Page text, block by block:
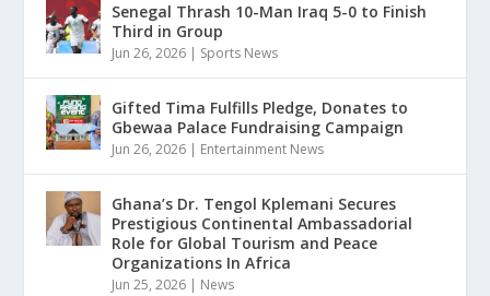
Senegal Thrash 10-Man Iraq 5-0 to Finish
Third in Group
Jun 26, 2026 | Sports News
Gifted Tima Fulfills Pledge, Donates to
Gbewaa Palace Fundraising Campaign
Jun 26, 2026 | Entertainment News
Ghana’s Dr. Tengol Kplemani Secures
Prestigious Continental Ambassadorial
Role for Global Tourism and Peace
Organizations In Africa
Jun 25, 2026 | News